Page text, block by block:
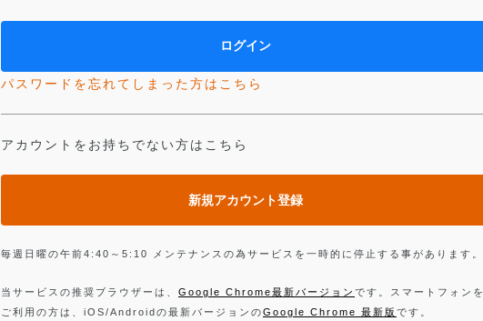
パスワードを忘れてしまった方はこちら
アカウントをお持ちでない方はこちら
新規アカウント登録
毎週日曜の午前4:40～5:10 メンテナンスの為サービスを一時的に停止する事があります。
当サービスの推奨ブラウザーは、 Google Chrome最新バージョン です。スマートフォンを
ご利用の方は、iOS/Androidの最新バージョンのGoogle Chrome 最新版 です。